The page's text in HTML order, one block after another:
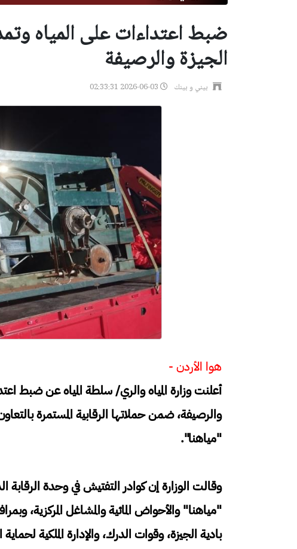
ضبط اعتداءات على المياه
الجيزة والرصيفة
بيني و بينك 2026-06-03 02:33:31
هوا الأردن -
أعلنت وزارة المياه والري/ سلطة المياه عن ضبط
والرصيفة، ضمن حملاتها الرقابية المستمرة
"مياهنا".
وقالت الوزارة إن كوادر التفتيش في وحدة الرقابة
"مياهنا" والأحواض المائية والمشاغل المركزية،
بادية الجيزة، وقوات الدرك، والإدارة الملكية